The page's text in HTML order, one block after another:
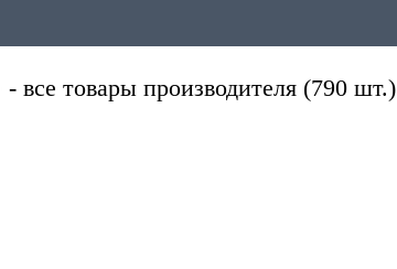
- все товары производителя (790 шт.)